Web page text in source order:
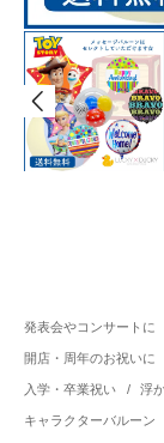
発表会やコンサートに
開店・周年のお祝いに
入学・卒業祝い / 浮
キャラクターバルーン